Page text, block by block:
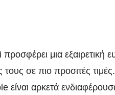
μια εξαιρετική
σε πιο προσιτές
είναι αρκετά